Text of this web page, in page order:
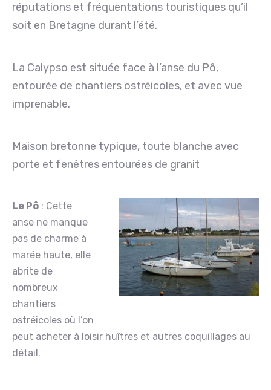
réputations et fréquentations touristiques qu’il
soit en Bretagne durant l’été.
La Calypso est située face à l’anse du Pô,
entourée de chantiers ostréicoles, et avec vue
imprenable.
Maison bretonne typique, toute blanche avec
porte et fenêtres entourées de granit
Le Pô : Cette
anse ne manque
pas de charme à
marée haute, elle
abrite de
nombreux
chantiers
ostréicoles où l’on
peut acheter à loisir huîtres et autres coquillages au
détail.
PREVIOUS